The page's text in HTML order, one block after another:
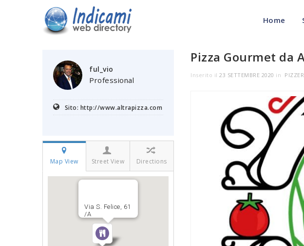
Home
ful_vio
Professional
Sito: http://www.altrapizza.com
Map View Street View Directions
Via S. Felice, 61
/A
Pizza Gourmet da
Inserito il 23 SETTEMBRE 2020 in